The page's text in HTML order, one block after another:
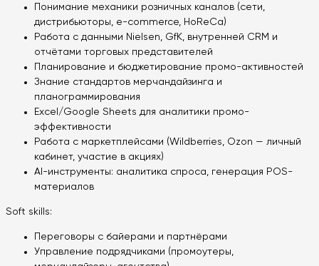
Понимание механики розничных каналов (сети,
дистрибьюторы, e-commerce, HoReCa)
Работа с данными Nielsen, GfK, внутренней CRM и
отчётами торговых представителей
Планирование и бюджетирование промо-активностей
Знание стандартов мерчандайзинга и
планограммирования
Excel/Google Sheets для аналитики промо-
эффективности
Работа с маркетплейсами (Wildberries, Ozon — личный
кабинет, участие в акциях)
AI-инструменты: аналитика спроса, генерация POS-
материалов
Soft skills:
Переговоры с байерами и партнёрами
Управление подрядчиками (промоутеры,